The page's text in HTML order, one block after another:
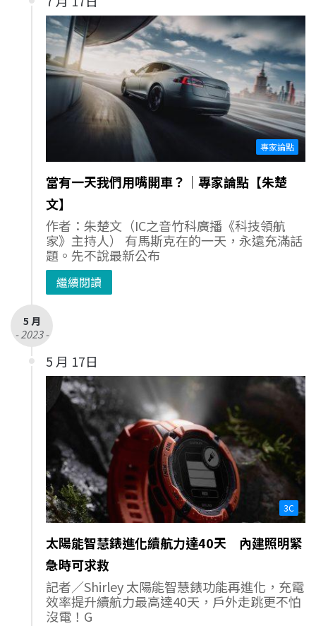
專家論點
當有一天我們用嘴開車？｜專家論點【朱楚
文】
作者：朱楚文（IC之音竹科廣播《科技領航
家》主持人） 有馬斯克在的一天，永遠充滿話
題。先不說最新公布
繼續閱讀
5 月
- 2023 -
5 月 17日
3C
太陽能智慧錶進化續航力達40天 內建照明緊
急時可求救
記者／Shirley 太陽能智慧錶功能再進化，充電
效率提升續航力最高達40天，戶外走跳更不怕
沒電！G